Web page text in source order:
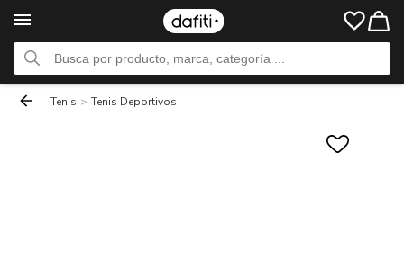
Tenis > Tenis Deportivos